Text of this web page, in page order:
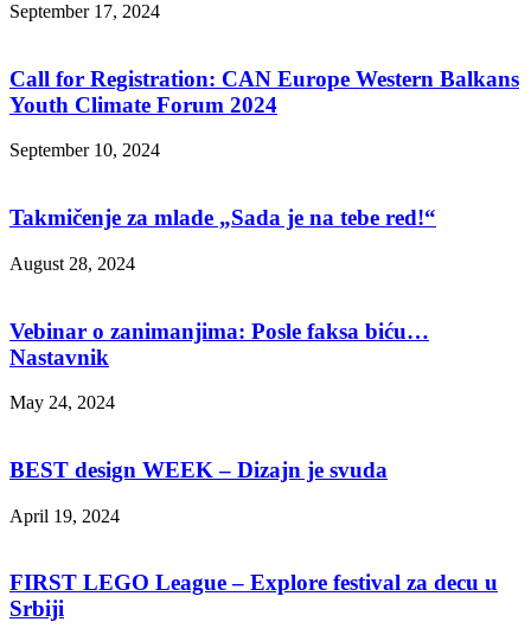
September 17, 2024
Call for Registration: CAN Europe Western Balkans
Youth Climate Forum 2024
September 10, 2024
Takmičenje za mlade „Sada je na tebe red!“
August 28, 2024
Vebinar o zanimanjima: Posle faksa biću…
Nastavnik
May 24, 2024
BEST design WEEK – Dizajn je svuda
April 19, 2024
FIRST LEGO League – Explore festival za decu u
Srbiji